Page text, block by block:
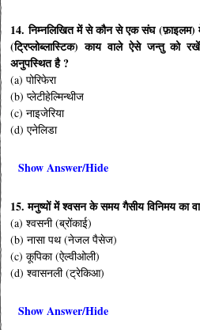
14. निम्नलिखित में से कौन से एक संघ (फ़ाइलम) में
(ट्रिप्लोब्लास्टिक) काय वाले ऐसे जन्तु को
अनुपस्थित है ?
(a) पोरिफेरा
(b) प्लेटीहेल्मिन्थीज
(c) नाइजेरिया
(d) एनेलिडा
Show Answer/Hide
15. मनुष्यों में श्वसन के समय गैसीय विनिमय का
(a) श्वसनी (ब्रोंकाई)
(b) नासा पथ (नेजल पैसेज)
(c) कूपिका (ऐल्वीओली)
(d) श्वासनली (ट्रेकिआ)
Show Answer/Hide